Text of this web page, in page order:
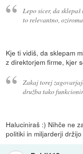
Lepo sicer, da
to relevantno,
Kje ti vidiš, da sklepam
z direktorjem firme, kjer
Zakaj torej
družba tako
Haluciniraš :) Nihče ne
politiki in miljarderji